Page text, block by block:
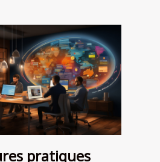
pratiques